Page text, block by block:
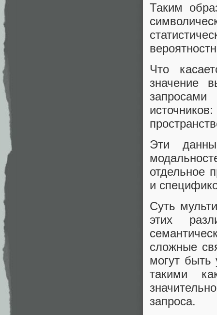
Таким
Что
значение
Эти
отдельное
и
Суть
этих
сложные
могут
такими
запроса.